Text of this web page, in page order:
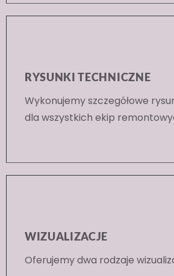
RYSUNKI TECHNICZNE
Wykonujemy szczegółowe
dla wszystkich ekip
WIZUALIZACJE
Oferujemy dwa rodzaje